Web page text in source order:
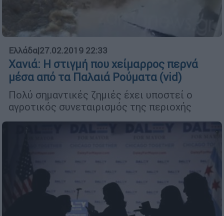
Ελλάδα|27.02.2019 22:33
Χανιά: Η στιγμή που χείμαρρος περνά
μέσα από τα Παλαιά Ρούματα (vid)
Πολύ σημαντικές ζημιές έχει υποστεί ο
αγροτικός συνεταιρισμός της περιοχής